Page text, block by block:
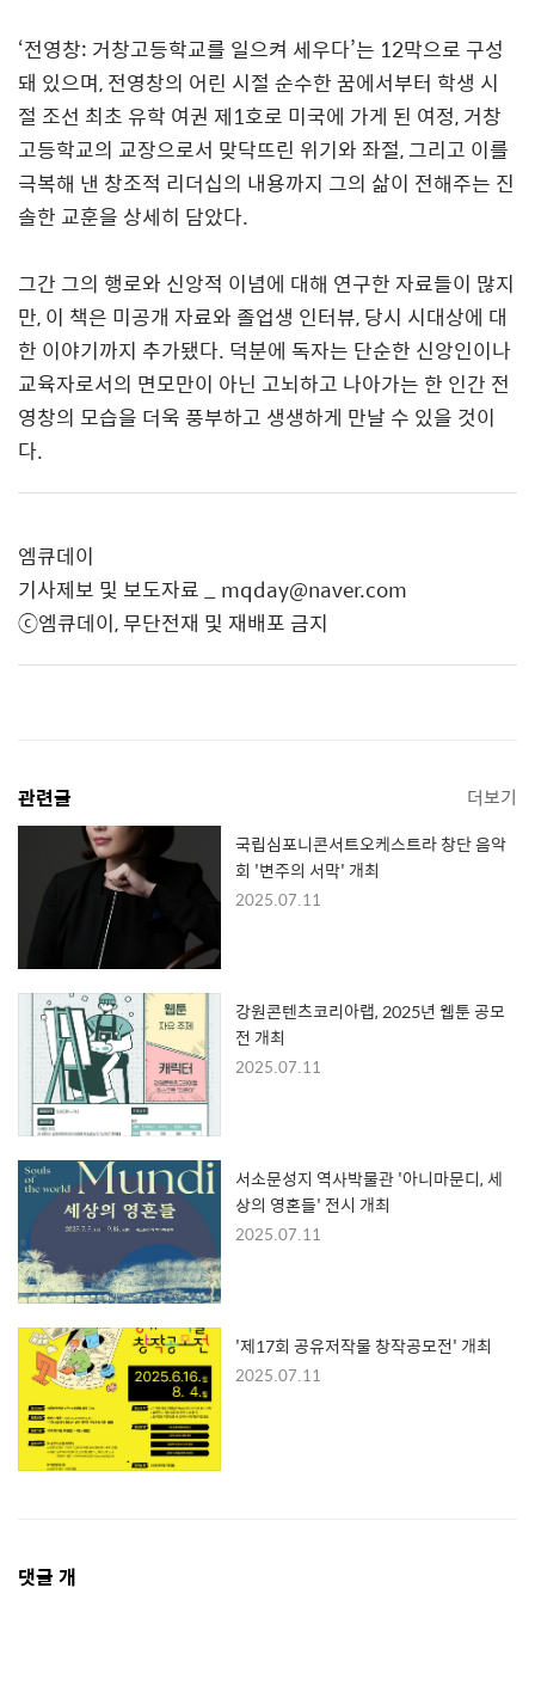
‘전영창: 거창고등학교를 일으켜 세우다’는 12막으로 구성
돼 있으며,전영창의 어린 시절 순수한 꿈에서부터 학생 시
절 조선 최초 유학 여권 제1호로 미국에 가게 된 여정,거창
고등학교의 교장으로서 맞닥뜨린 위기와 좌절,그리고 이를
극복해 낸 창조적 리더십의 내용까지 그의 삶이 전해주는 진
솔한 교훈을 상세히 담았다.
그간 그의 행로와 신앙적 이념에 대해 연구한 자료들이 많지
만,이 책은 미공개 자료와 졸업생 인터뷰,당시 시대상에 대
한 이야기까지 추가됐다. 덕분에 독자는 단순한 신앙인이나
교육자로서의 면모만이 아닌 고뇌하고 나아가는 한 인간 전
영창의 모습을 더욱 풍부하고 생생하게 만날 수 있을 것이
다.
엠큐데이
기사제보 및 보도자료 _ mqday@naver.com
ⓒ엠큐데이, 무단전재 및 재배포 금지
관련글 더보기
국립심포니콘서트오케스트라 창단 음악
회 '변주의 서막' 개최
2025.07.11
강원콘텐츠코리아랩, 2025년 웹툰 공모
전 개최
2025.07.11
서소문성지 역사박물관 '아니마문디, 세
상의 영혼들' 전시 개최
2025.07.11
'제17회 공유저작물 창작공모전' 개최
2025.07.11
댓
댓글 개